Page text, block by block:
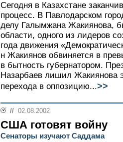
Сегодня в Казахстане
процесс. В Павлодарском
делу Галымжана Жакиянова,
области, одного из лидеров
года движения
н Жакиянов обвиняется в
в бытность губернатором.
Назарбаев лишил Жакиянова
перехода в оппозицию...>>
// 02.08.2002
США готовят войну
Сенаторы изучают Саддама